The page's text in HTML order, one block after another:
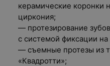
керамические коронки
циркония;
— протезирование
с системой фиксации на
— съемные протезы из
«Квадротти»;